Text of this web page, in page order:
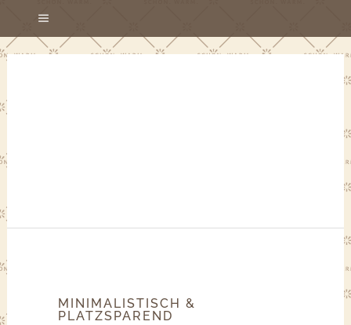
MINIMALISTISCH &
PLATZSPAREND